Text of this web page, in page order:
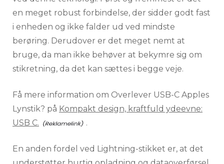
en meget robust forbindelse, der sidder godt fast
i enheden og ikke falder ud ved mindste
berøring. Derudover er det meget nemt at
bruge, da man ikke behøver at bekymre sig om
stikretning, da det kan sættes i begge veje.
Få mere information om Overlever USB-C Apples
Lynstik? på Kompakt design, kraftfuld ydeevne:
USB C.
.
En anden fordel ved Lightning-stikket er, at det